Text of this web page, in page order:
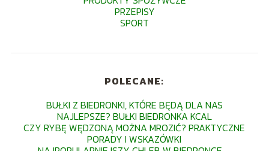
PRZEPISY
SPORT
POLECANE:
BUŁKI Z BIEDRONKI, KTÓRE BĘDĄ DLA NAS
NAJLEPSZE? BUŁKI BIEDRONKA KCAL
CZY RYBĘ WĘDZONĄ MOŻNA MROZIĆ? PRAKTYCZNE
PORADY I WSKAZÓWKI